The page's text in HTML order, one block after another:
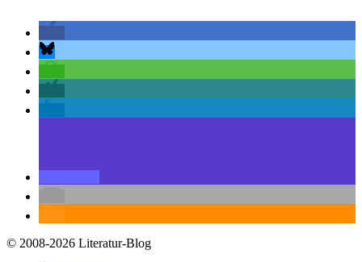
© 2008-2026 Literatur-Blog